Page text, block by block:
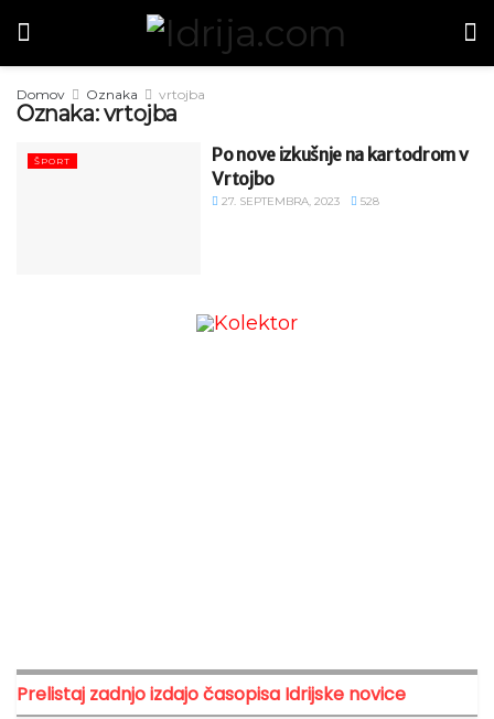
Domov Oznaka vrtojba
Oznaka:vrtojba
ŠPORT
Po nove izkušnje na kartodrom v
Vrtojbo
27. SEPTEMBRA, 2023 528
Prelistaj zadnjo izdajo časopisa Idrijske novice